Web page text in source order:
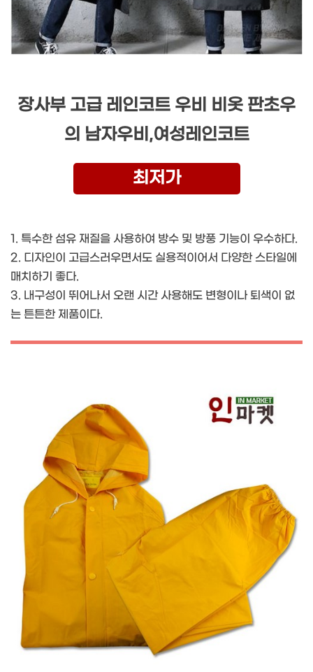
장사부 고급 레인코트 우비 비옷 판초우
의 남자우비,여성레인코트
최저가
1. 특수한 섬유 재질을 사용하여 방수 및 방풍 기능이 우수하다.
2. 디자인이 고급스러우면서도 실용적이어서 다양한 스타일에
매치하기 좋다.
3. 내구성이 뛰어나서 오랜 시간 사용해도 변형이나 퇴색이 없
는 튼튼한 제품이다.